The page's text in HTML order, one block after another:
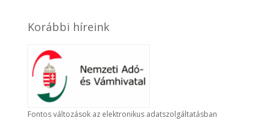
Korábbi híreink
Fontos változások az elektronikus adatszolgáltatásban